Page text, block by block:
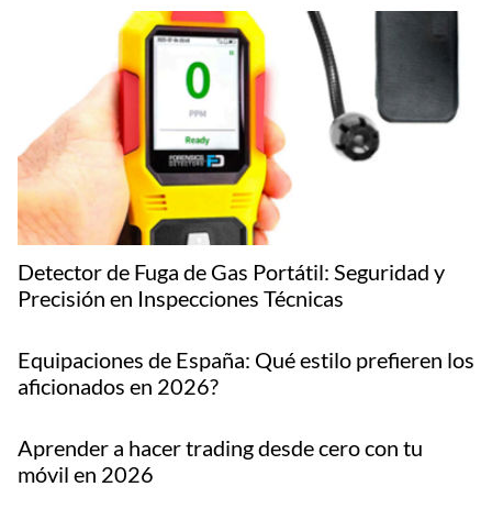
Detector de Fuga de Gas Portátil: Seguridad y
Precisión en Inspecciones Técnicas
Equipaciones de España: Qué estilo prefieren los
aficionados en 2026?
Aprender a hacer trading desde cero con tu
móvil en 2026